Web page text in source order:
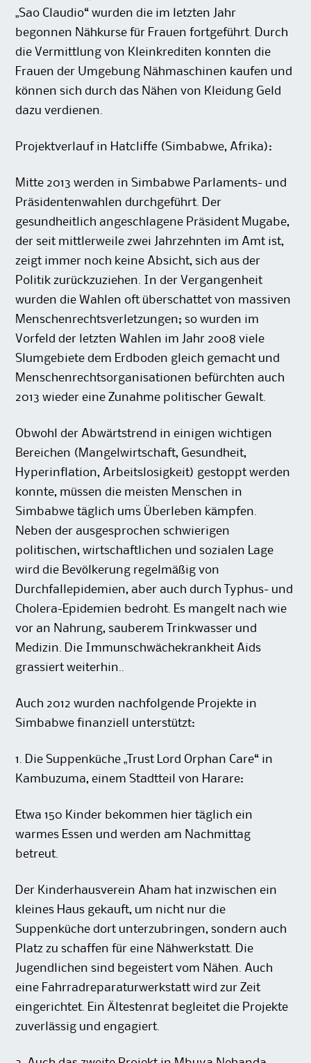
„Sao Claudio“ wurden die im letzten Jahr
begonnen Nähkurse für Frauen fortgeführt. Durch
die Vermittlung von Kleinkrediten konnten die
Frauen der Umgebung Nähmaschinen kaufen und
können sich durch das Nähen von Kleidung Geld
dazu verdienen.
Projektverlauf in Hatcliffe (Simbabwe, Afrika):
Mitte 2013 werden in Simbabwe Parlaments- und
Präsidentenwahlen durchgeführt. Der
gesundheitlich angeschlagene Präsident Mugabe,
der seit mittlerweile zwei Jahrzehnten im Amt ist,
zeigt immer noch keine Absicht, sich aus der
Politik zurückzuziehen. In der Vergangenheit
wurden die Wahlen oft überschattet von massiven
Menschenrechtsverletzungen; so wurden im
Vorfeld der letzten Wahlen im Jahr 2008 viele
Slumgebiete dem Erdboden gleich gemacht und
Menschenrechtsorganisationen befürchten auch
2013 wieder eine Zunahme politischer Gewalt.
Obwohl der Abwärtstrend in einigen wichtigen
Bereichen (Mangelwirtschaft, Gesundheit,
Hyperinflation, Arbeitslosigkeit) gestoppt werden
konnte, müssen die meisten Menschen in
Simbabwe täglich ums Überleben kämpfen.
Neben der ausgesprochen schwierigen
politischen, wirtschaftlichen und sozialen Lage
wird die Bevölkerung regelmäßig von
Durchfallepidemien, aber auch durch Typhus- und
Cholera-Epidemien bedroht. Es mangelt nach wie
vor an Nahrung, sauberem Trinkwasser und
Medizin. Die Immunschwächekrankheit Aids
grassiert weiterhin..
Auch 2012 wurden nachfolgende Projekte in
Simbabwe finanziell unterstützt:
1. Die Suppenküche „Trust Lord Orphan Care“ in
Kambuzuma, einem Stadtteil von Harare:
Etwa 150 Kinder bekommen hier täglich ein
warmes Essen und werden am Nachmittag
betreut.
Der Kinderhausverein Aham hat inzwischen ein
kleines Haus gekauft, um nicht nur die
Suppenküche dort unterzubringen, sondern auch
Platz zu schaffen für eine Nähwerkstatt. Die
Jugendlichen sind begeistert vom Nähen. Auch
eine Fahrradreparaturwerkstatt wird zur Zeit
eingerichtet. Ein Ältestenrat begleitet die Projekte
zuverlässig und engagiert.